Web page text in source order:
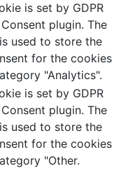
is set by GDPR
plugin. The
used to store the
for the cookies
"Analytics".
is set by GDPR
plugin. The
used to store the
for the cookies
"Other.